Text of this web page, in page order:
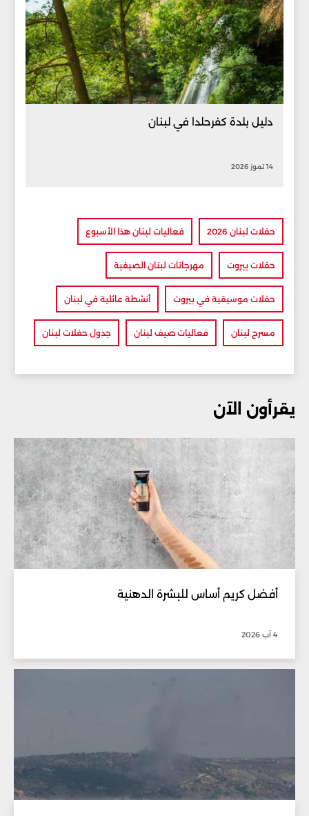
دليل بلدة كفرحلدا في لبنان
14 تموز 2026
حفلات لبنان 2026 فعاليات لبنان هذا الأسبوع
حفلات بيروت مهرجانات لبنان الصيفية
حفلات موسيقية في بيروت أنشطة عائلية في لبنان
مسرح لبنان فعاليات صيف لبنان جدول حفلات لبنان
يقرأون الآن
أفضل كريم أساس للبشرة الدهنية
4 آب 2026